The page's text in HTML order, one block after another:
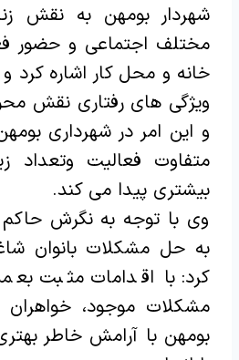
شهردار بومهن به نقش
مختلف اجتماعی و حضور
خانه و محل کار اشاره کرد و
ویژگی های رفتاری نقش
و این امر در شهرداری
متفاوت فعالیت وتعداد
بیشتری پیدا می کند.
وی با توجه به نگرش
به حل مشکلات بانوان
کرد: با اقدامات مثبت
مشکلات موجود،
بومهن با آرامش خاطر